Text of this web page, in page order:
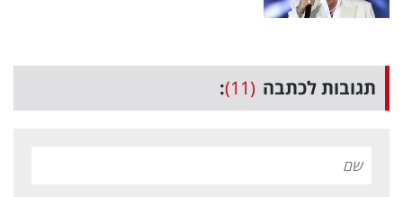
תגובות לכתבה (11)
: